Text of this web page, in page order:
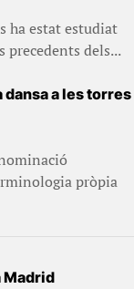
ha estat estudiat
dels...
dansa a les torres
pròpia
Madrid